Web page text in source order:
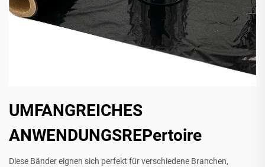
UMFANGREICHES
ANWENDUNGSREPertoire
Diese Bänder eignen sich perfekt für verschiedene Branchen,